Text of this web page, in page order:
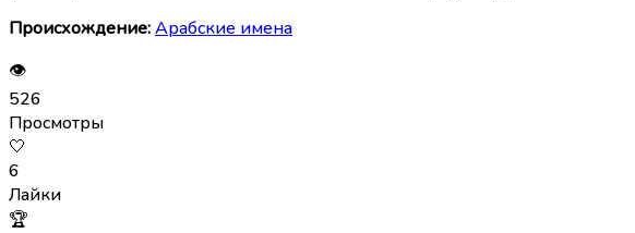
Происхождение:Арабские имена
👁
526
Просмотры
🤍
6
Лайки
🏆